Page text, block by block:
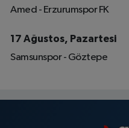
Amed - Erzurumspor FK
17 Ağustos, Pazartesi
Samsunspor - Göztepe